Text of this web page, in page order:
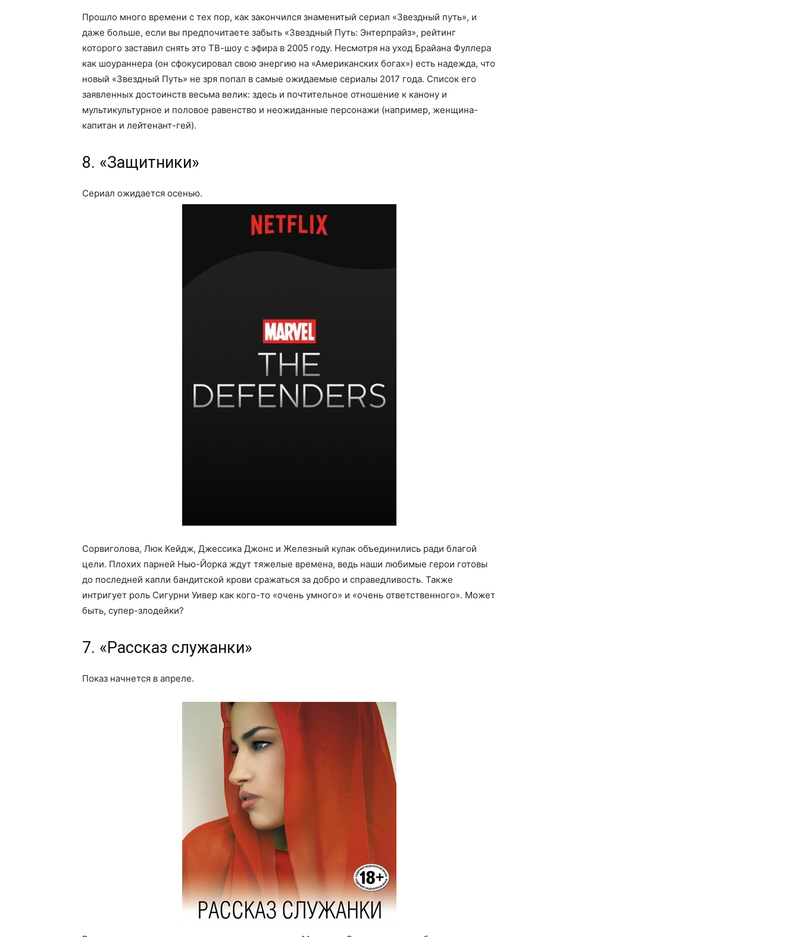
Прошло много времени с тех пор, как закончился знаменитый сериал «Звездный путь», и
даже больше, если вы предпочитаете забыть «Звездный Путь: Энтерпрайз», рейтинг
которого заставил снять это ТВ-шоу с эфира в 2005 году. Несмотря на уход Брайана Фуллера
как шоураннера (он сфокусировал свою энергию на «Американских богах») есть надежда, что
новый «Звездный Путь» не зря попал в самые ожидаемые сериалы 2017 года. Список его
заявленных достоинств весьма велик: здесь и почтительное отношение к канону и
мультикультурное и половое равенство и неожиданные персонажи (например, женщина-
капитан и лейтенант-гей).
8. «Защитники»
Сериал ожидается осенью.
Сорвиголова, Люк Кейдж, Джессика Джонс и Железный кулак объединились ради благой
цели. Плохих парней Нью-Йорка ждут тяжелые времена, ведь наши любимые герои готовы
до последней капли бандитской крови сражаться за добро и справедливость. Также
интригует роль Сигурни Уивер как кого-то «очень умного» и «очень ответственного». Может
быть, супер-злодейки?
7. «Рассказ служанки»
Показ начнется в апреле.